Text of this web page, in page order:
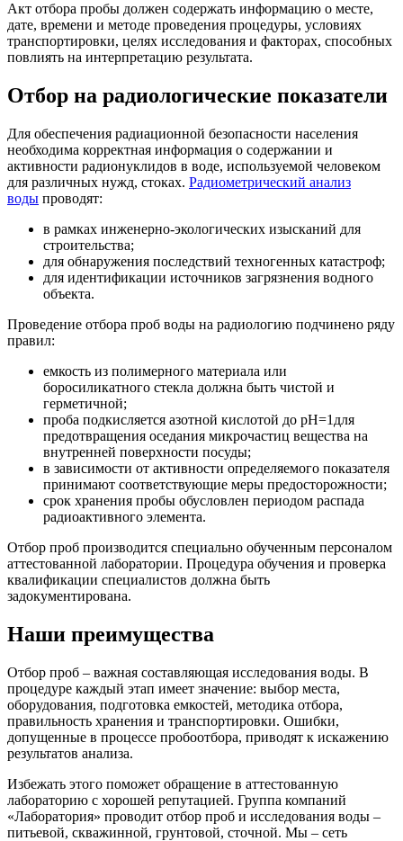
Акт отбора пробы должен содержать информацию о месте,
дате, времени и методе проведения процедуры, условиях
транспортировки, целях исследования и факторах, способных
повлиять на интерпретацию результата.
Отбор на радиологические показатели
Для обеспечения радиационной безопасности населения
необходима корректная информация о содержании и
активности радионуклидов в воде, используемой человеком
для различных нужд, стоках. Радиометрический анализ
воды проводят:
в рамках инженерно-экологических изысканий для
строительства;
для обнаружения последствий техногенных катастроф;
для идентификации источников загрязнения водного
объекта.
Проведение отбора проб воды на радиологию подчинено ряду
правил:
емкость из полимерного материала или
боросиликатного стекла должна быть чистой и
герметичной;
проба подкисляется азотной кислотой до pH=1для
предотвращения оседания микрочастиц вещества на
внутренней поверхности посуды;
в зависимости от активности определяемого показателя
принимают соответствующие меры предосторожности;
срок хранения пробы обусловлен периодом распада
радиоактивного элемента.
Отбор проб производится специально обученным персоналом
аттестованной лаборатории. Процедура обучения и проверка
квалификации специалистов должна быть
задокументирована.
Наши преимущества
Отбор проб – важная составляющая исследования воды. В
процедуре каждый этап имеет значение: выбор места,
оборудования, подготовка емкостей, методика отбора,
правильность хранения и транспортировки. Ошибки,
допущенные в процессе пробоотбора, приводят к искажению
результатов анализа.
Избежать этого поможет обращение в аттестованную
лабораторию с хорошей репутацией. Группа компаний
«Лаборатория» проводит отбор проб и исследования воды –
питьевой, скважинной, грунтовой, сточной. Мы – сеть